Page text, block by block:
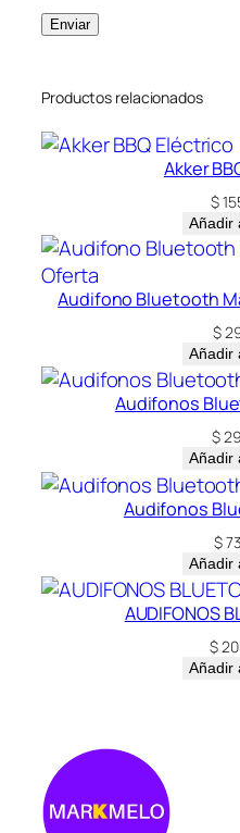
Productos relacionados
Akker
$
Añadir
Audifono Bluetooth
$
Añadir
Audifonos
$
Añadir
Audifonos
$
Añadir
AUDIFONOS
$
Añadir